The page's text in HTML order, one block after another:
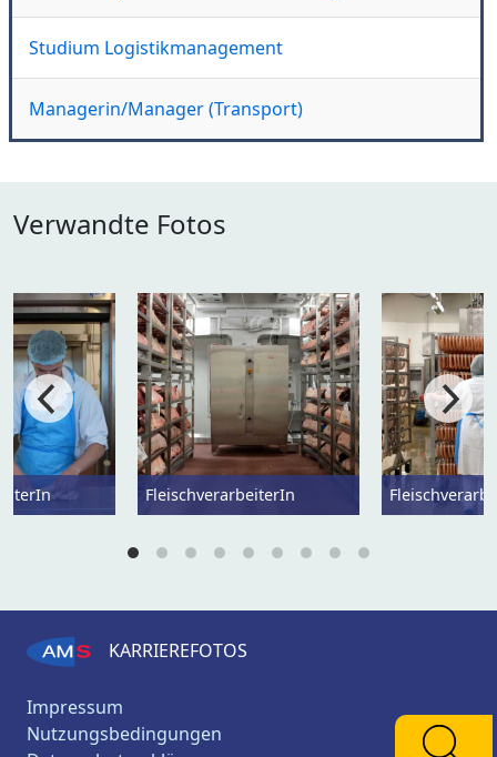
Studium Logistikmanagement
Managerin/Manager (Transport)
Verwandte Fotos
FleischverarbeiterIn
KARRIEREFOTOS
Impressum
Nutzungsbedingungen